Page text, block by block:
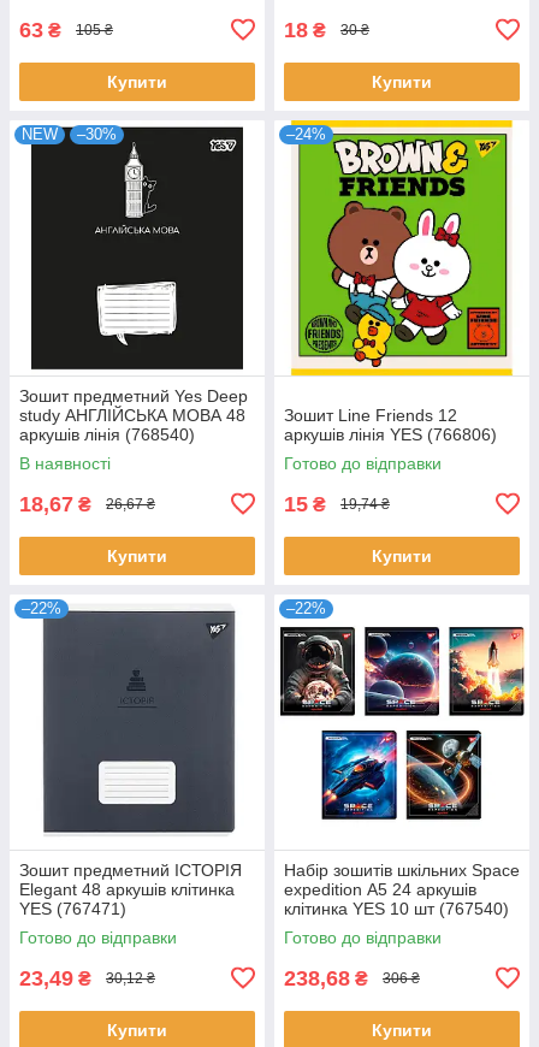
63 ₴ 105 ₴
Купити
18 ₴ 30 ₴
Купити
NEW –30%
Зошит предметний Yes Deep
study АНГЛІЙСЬКА МОВА 48
аркушів лінія (768540)
В наявності
18,67 ₴ 26,67 ₴
Купити
–24%
Зошит Line Friends 12
аркушів лінія YES (766806)
Готово до відправки
15 ₴ 19,74 ₴
Купити
–22%
Зошит предметний ІСТОРІЯ
Elegant 48 аркушів клітинка
YES (767471)
Готово до відправки
23,49 ₴ 30,12 ₴
Купити
–22%
Набір зошитів шкільних Space
expedition А5 24 аркушів
клітинка YES 10 шт (767540)
Готово до відправки
238,68 ₴ 306 ₴
Купити